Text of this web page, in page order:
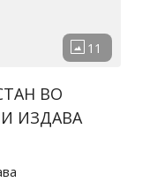
ВО
ИЗДАВА